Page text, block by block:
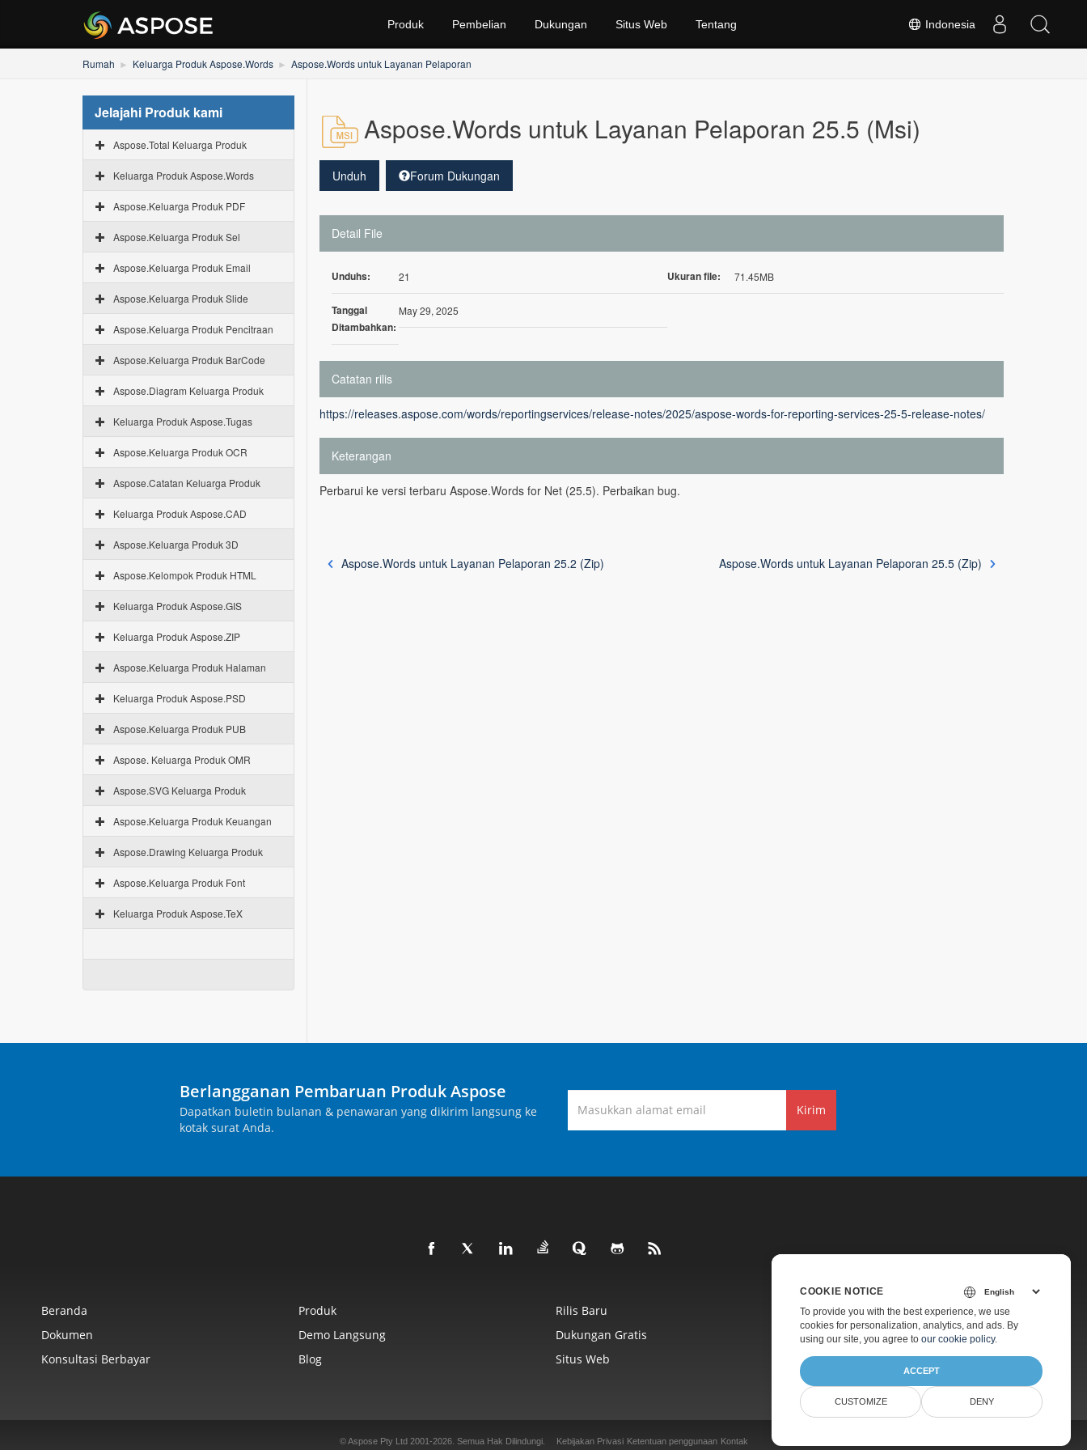
Indonesia
Produk Pembelian Dukungan Situs Web Tentang
Rumah Keluarga Produk Aspose.Words Aspose.Words untuk Layanan Pelaporan
Jelajahi Produk kami
Aspose.Total Keluarga Produk
Keluarga Produk Aspose.Words
Aspose.Keluarga Produk PDF
Aspose.Keluarga Produk Sel
Aspose.Keluarga Produk Email
Aspose.Keluarga Produk Slide
Aspose.Keluarga Produk Pencitraan
Aspose.Keluarga Produk BarCode
Aspose.Diagram Keluarga Produk
Keluarga Produk Aspose.Tugas
Aspose.Keluarga Produk OCR
Aspose.Catatan Keluarga Produk
Keluarga Produk Aspose.CAD
Aspose.Keluarga Produk 3D
Aspose.Kelompok Produk HTML
Keluarga Produk Aspose.GIS
Keluarga Produk Aspose.ZIP
Aspose.Keluarga Produk Halaman
Keluarga Produk Aspose.PSD
Aspose.Keluarga Produk PUB
Aspose. Keluarga Produk OMR
Aspose.SVG Keluarga Produk
Aspose.Keluarga Produk Keuangan
Aspose.Drawing Keluarga Produk
Aspose.Keluarga Produk Font
Keluarga Produk Aspose.TeX
Aspose.Words untuk Layanan Pelaporan 25.5 (Msi)
Unduh Forum Dukungan
Detail File
Unduhs: 21 Ukuran file: 71.45MB
Tanggal
Ditambahkan:
May 29, 2025
Catatan rilis
https://releases.aspose.com/words/reportingservices/release-notes/2025/aspose-words-for-reporting-services-25-5-release-notes/
Keterangan
Perbarui ke versi terbaru Aspose.Words for Net (25.5). Perbaikan bug.
Aspose.Words untuk Layanan Pelaporan 25.2 (Zip) Aspose.Words untuk Layanan Pelaporan 25.5 (Zip)
Berlangganan Pembaruan Produk Aspose
Dapatkan buletin bulanan & penawaran yang dikirim langsung ke
kotak surat Anda.
Kirim
Beranda Produk Rilis Baru
Harga
Dokumen
Demo Langsung Dukungan Gratis
Dukungan Berbayar
Konsultasi Berbayar
Blog Situs Web Tentang
© Aspose Pty Ltd 2001-2026. Semua Hak Dilindungi. Kebijakan Privasi Ketentuan penggunaan Kontak
COOKIE NOTICE
To provide you with the best experience, we use
cookies for personalization, analytics, and ads. By
using our site, you agree to our cookie policy.
ACCEPT
CUSTOMIZE DENY